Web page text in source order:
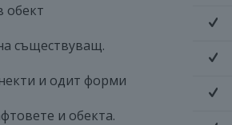
обект
съществуващ.
и одит форми
и обекта.